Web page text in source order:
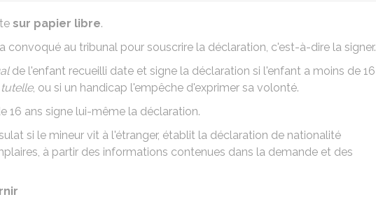
sur papier libre.
convoqué au tribunal pour souscrire la déclaration, c'est-à-dire la signer.
de l'enfant recueilli date et signe la déclaration si l'enfant a moins de 16
, ou si un handicap l'empêche d'exprimer sa volonté.
16 ans signe lui-même la déclaration.
si le mineur vit à l'étranger, établit la déclaration de nationalité
à partir des informations contenues dans la demande et des